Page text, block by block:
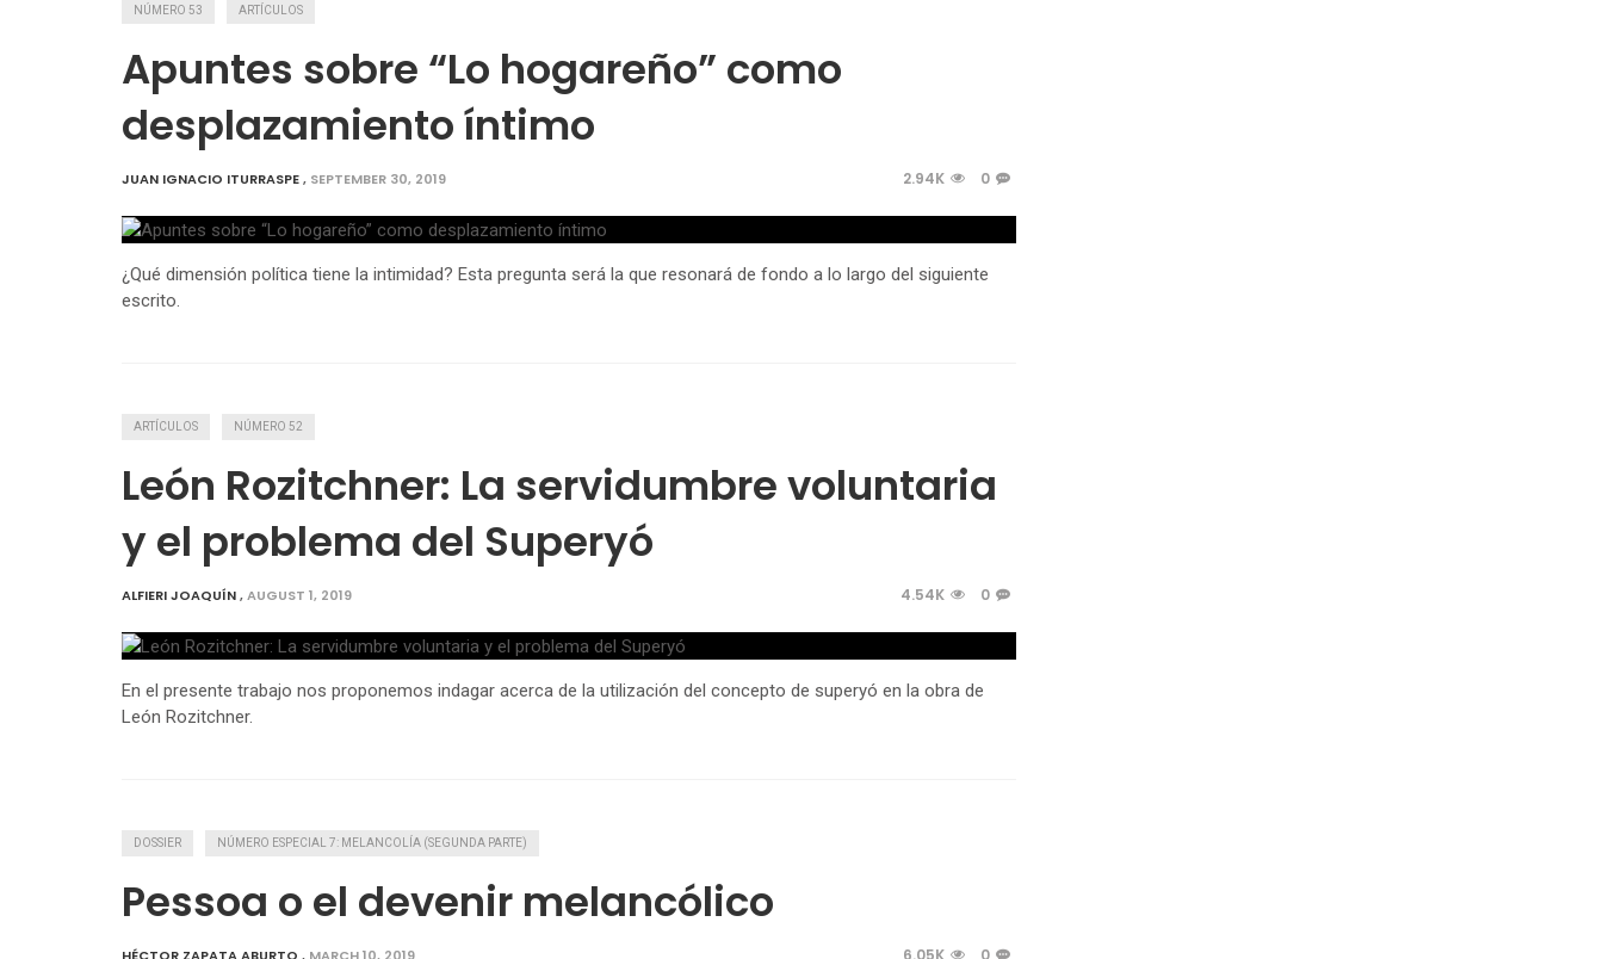
NÚMERO 53 ARTÍCULOS
Apuntes sobre “Lo hogareño” como
desplazamiento íntimo
JUAN IGNACIO ITURRASPE, SEPTEMBER 30, 2019 2.94K 0
¿Qué dimensión política tiene la intimidad? Esta pregunta será la que resonará de fondo a lo largo del siguiente
escrito.
ARTÍCULOS NÚMERO 52
León Rozitchner: La servidumbre voluntaria
y el problema del Superyó
ALFIERI JOAQUÍN,AUGUST 1, 2019 4.54K 0
En el presente trabajo nos proponemos indagar acerca de la utilización del concepto de superyó en la obra de
León Rozitchner.
DOSSIER NÚMERO ESPECIAL 7: MELANCOLÍA (SEGUNDA PARTE)
Pessoa o el devenir melancólico